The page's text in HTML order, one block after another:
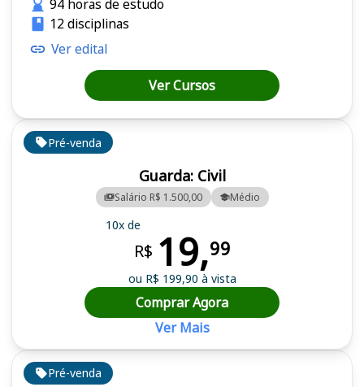
Pré-venda
Pré-venda
Guarda: Civil
Salário R$ 1.500,00 Médio
10x de
R$ 19,99
ou R$ 199,90 à vista
Comprar Agora
Ver Mais
94 horas de estudo
12 disciplinas
Ver edital
Ver Cursos